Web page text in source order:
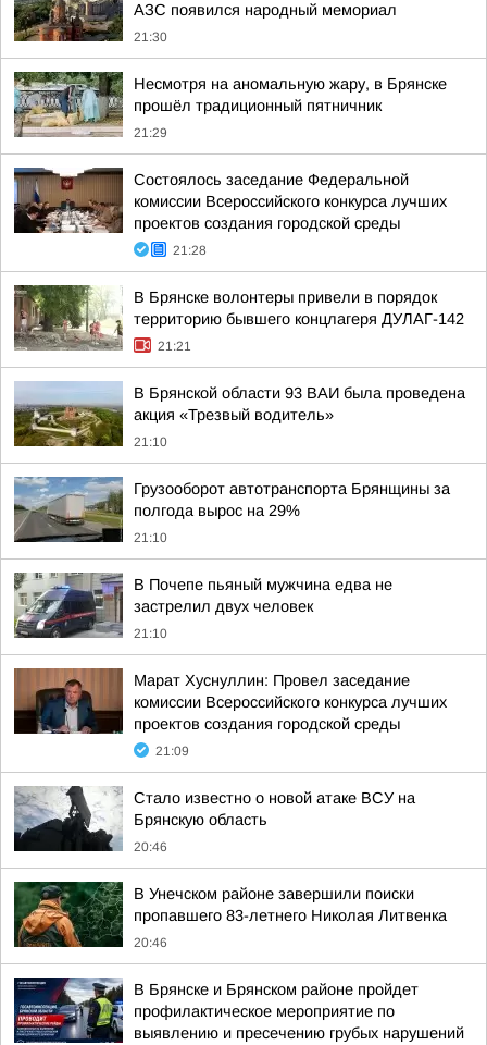
АЗС появился народный мемориал
21:30
Несмотря на аномальную жару, в Брянске
прошёл традиционный пятничник
21:29
Состоялось заседание Федеральной
комиссии Всероссийского конкурса лучших
проектов создания городской среды
21:28
В Брянске волонтеры привели в порядок
территорию бывшего концлагеря ДУЛАГ-142
21:21
В Брянской области 93 ВАИ была проведена
акция «Трезвый водитель»
21:10
Грузооборот автотранспорта Брянщины за
полгода вырос на 29%
21:10
В Почепе пьяный мужчина едва не
застрелил двух человек
21:10
Марат Хуснуллин: Провел заседание
комиссии Всероссийского конкурса лучших
проектов создания городской среды
21:09
Стало известно о новой атаке ВСУ на
Брянскую область
20:46
В Унечском районе завершили поиски
пропавшего 83-летнего Николая Литвенка
20:46
В Брянске и Брянском районе пройдет
профилактическое мероприятие по
выявлению и пресечению грубых нарушений